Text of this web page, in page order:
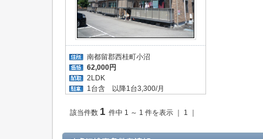
南都留郡西桂町小沼
62,000円
2LDK
1台含 以降1台3,300/月
該当件数 1 件中 1 ～ 1 件を表示 ｜ 1 ｜